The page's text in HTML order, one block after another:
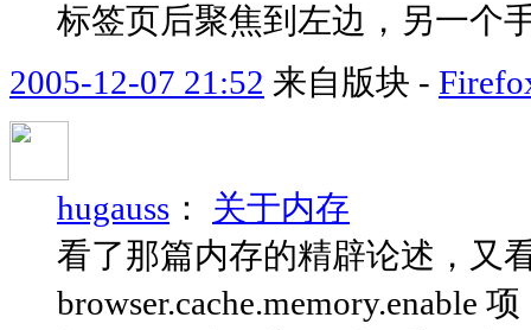
标签页后聚焦到左边，另一个
2005-12-07 21:52 来自版块 -
hugauss ： 关于内存
看了那篇内存的精辟论述，又
browser.cache.memory.enable